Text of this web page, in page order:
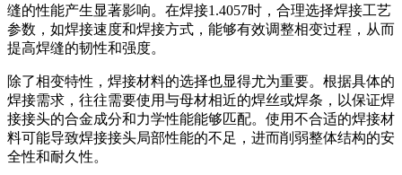
缝的性能产生显著影响。在焊接1.4057时，合理选择焊接工艺
参数，如焊接速度和焊接方式，能够有效调整相变过程，从而
提高焊缝的韧性和强度。
除了相变特性，焊接材料的选择也显得尤为重要。根据具体的
焊接需求，往往需要使用与母材相近的焊丝或焊条，以保证焊
接接头的合金成分和力学性能能够匹配。使用不合适的焊接材
料可能导致焊接接头局部性能的不足，进而削弱整体结构的安
全性和耐久性。